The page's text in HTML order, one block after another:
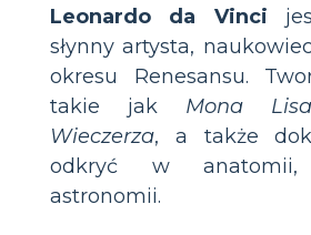
Leonardo da Vinci
słynny artysta,
okresu Renesansu.
takie jak Mona Lisa
Wieczerza, a także
odkryć w
astronomii.